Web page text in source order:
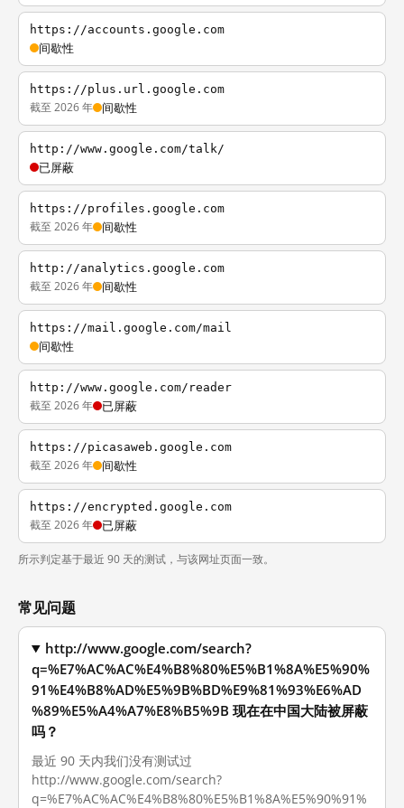
https://accounts.google.com
间歇性
https://plus.url.google.com
截至 2026 年 间歇性
http://www.google.com/talk/
已屏蔽
https://profiles.google.com
截至 2026 年 间歇性
http://analytics.google.com
截至 2026 年 间歇性
https://mail.google.com/mail
间歇性
http://www.google.com/reader
截至 2026 年 已屏蔽
https://picasaweb.google.com
截至 2026 年 间歇性
https://encrypted.google.com
截至 2026 年 已屏蔽
所示判定基于最近 90 天的测试，与该网址页面一致。
常见问题
http://www.google.com/search?
q=%E7%AC%AC%E4%B8%80%E5%B1%8A%E5%90%
91%E4%B8%AD%E5%9B%BD%E9%81%93%E6%AD
%89%E5%A4%A7%E8%B5%9B 现在在中国大陆被屏蔽
吗？
最近 90 天内我们没有测试过
http://www.google.com/search?
q=%E7%AC%AC%E4%B8%80%E5%B1%8A%E5%90%91%